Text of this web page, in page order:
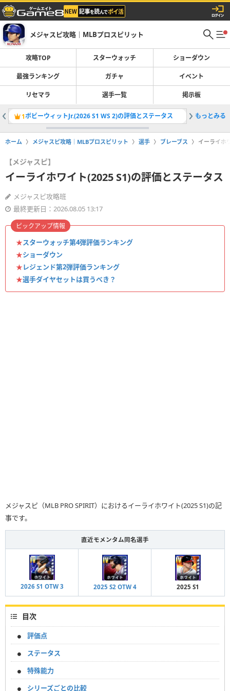
メジャスピ攻略｜MLBプロスピリット
攻略TOP スターウォッチ ショーダウン
最強ランキング ガチャ イベント
リセマラ 選手一覧 掲示板
1ボビーウィットJr.(2026 S1 WS 2)の評価とステータス 2レジェ
もっとみる
ホーム メジャスピ攻略｜MLBプロスピリット 選手 ブレーブス イーライホ
【メジャスピ】
イーライホワイト(2025 S1)の評価とステータス
メジャスピ攻略班
最終更新日：2026.08.05 13:17
★スターウォッチ第4弾評価ランキング
★ショーダウン
★レジェンド第2弾評価ランキング
★選手ダイヤセットは買うべき？
ピックアップ情報
メジャスピ（MLB PRO SPIRIT）におけるイーライホワイト(2025 S1)の記
事です。
直近モメンタム同名選手
2026 S1 OTW 3 2025 S2 OTW 4 2025 S1
目次
評価点
ステータス
特殊能力
シリーズごとの比較